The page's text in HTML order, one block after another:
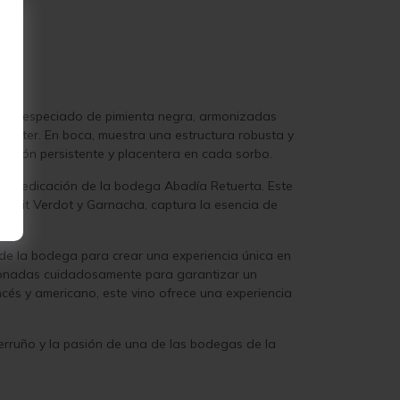
especiado de pimienta negra, armonizadas
En boca, muestra una estructura robusta y
persistente y placentera en cada sorbo.
dedicación de la bodega Abadía Retuerta. Este
Verdot y Garnacha, captura la esencia de
la bodega para crear una experiencia única en
cuidadosamente para garantizar un
y americano, este vino ofrece una experiencia
y la pasión de una de las bodegas de la